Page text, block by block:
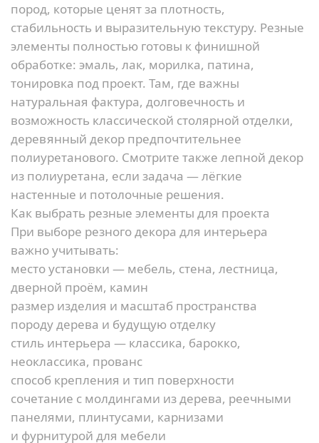
пород, которые ценят за плотность,
стабильность и выразительную текстуру. Резные
элементы полностью готовы к финишной
обработке: эмаль, лак, морилка, патина,
тонировка под проект. Там, где важны
натуральная фактура, долговечность и
возможность классической столярной отделки,
деревянный декор предпочтительнее
полиуретанового. Смотрите также лепной декор
из полиуретана, если задача — лёгкие
настенные и потолочные решения.
Как выбрать резные элементы для проекта
При выборе резного декора для интерьера
важно учитывать:
место установки — мебель, стена, лестница,
дверной проём, камин
размер изделия и масштаб пространства
породу дерева и будущую отделку
стиль интерьера — классика, барокко,
неоклассика, прованс
способ крепления и тип поверхности
сочетание с молдингами из дерева, реечными
панелями, плинтусами, карнизами
и фурнитурой для мебели